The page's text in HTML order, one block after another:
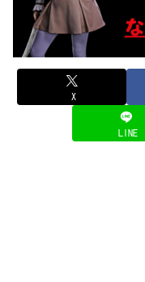
X
LINE